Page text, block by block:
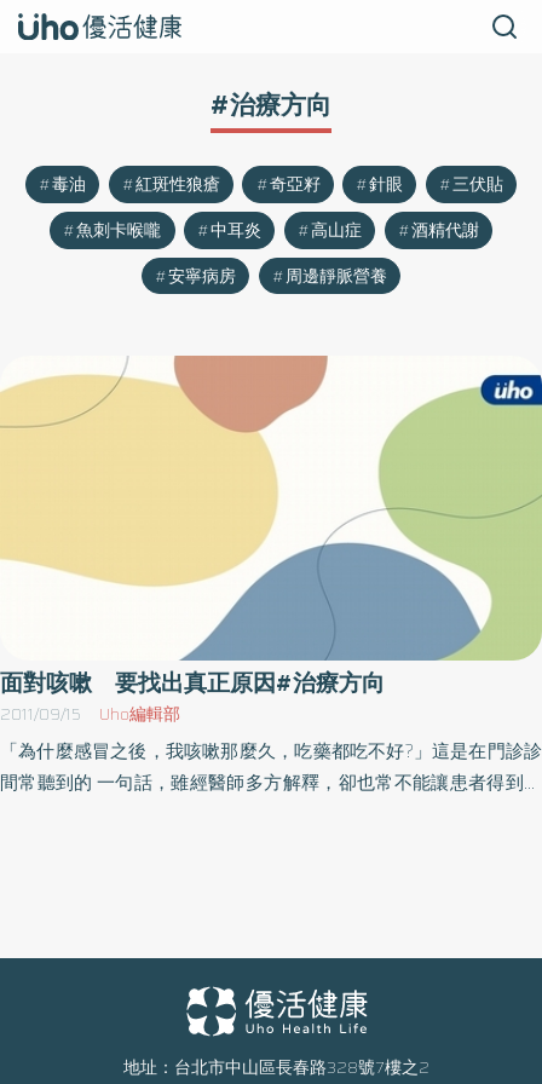
#治療方向
毒油 紅斑性狼瘡 奇亞籽 針眼
三伏貼
魚刺卡喉嚨
中耳炎 高山症
酒精代謝
安寧病房
周邊靜脈營養
面對咳嗽 要找出真正原因#治療方向
2011/09/15 Uho編輯部
「為什麼感冒之後，我咳嗽那麼久，吃藥都吃不好?」這是在門診診
間常聽到的 一句話，雖經醫師多方解釋，卻也常不能讓患者得到滿
間內，卻實難以立即找出咳嗽持續的原因。 但若能對於造成咳嗽的
機轉及治療方向有所瞭解，應可使病患有所依循而不致「病急亂投
醫」。馬雪玲醫師指出，會引起咳嗽反應的情況包括氣道異物侵
地址：台北市中山區長春路328號7樓之2